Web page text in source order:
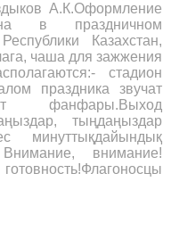
А.К.Оформление
в праздничном
Казахстан,
чаша для зажжения
стадион
праздника звучат
фанфары.Выход
тыңдаңыздар
минуттықдайындық
внимание!